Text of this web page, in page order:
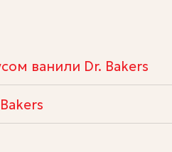
ванили Dr. Bakers